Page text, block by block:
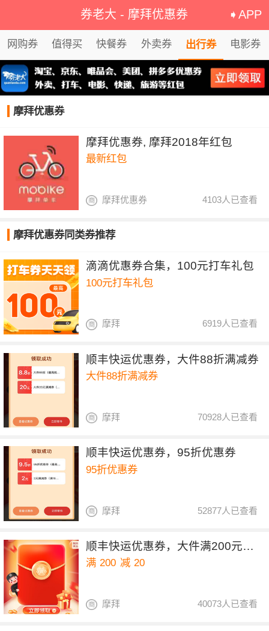
券老大 - 摩拜优惠券 ➧APP
网购券 值得买 快餐券 外卖券 出行券 电影券
摩拜优惠券
摩拜优惠券, 摩拜2018年红包
最新红包
4103人已查看
摩拜优惠券
摩拜优惠券同类券推荐
滴滴优惠券合集，100元打车礼包
100元打车礼包
6919人已查看
摩拜
顺丰快运优惠券，大件88折满减券
大件88折满减券
70928人已查看
摩拜
顺丰快运优惠券，95折优惠券
95折优惠券
52877人已查看
摩拜
顺丰快运优惠券，大件满200元减20元
满 200 减 20
40073人已查看
摩拜